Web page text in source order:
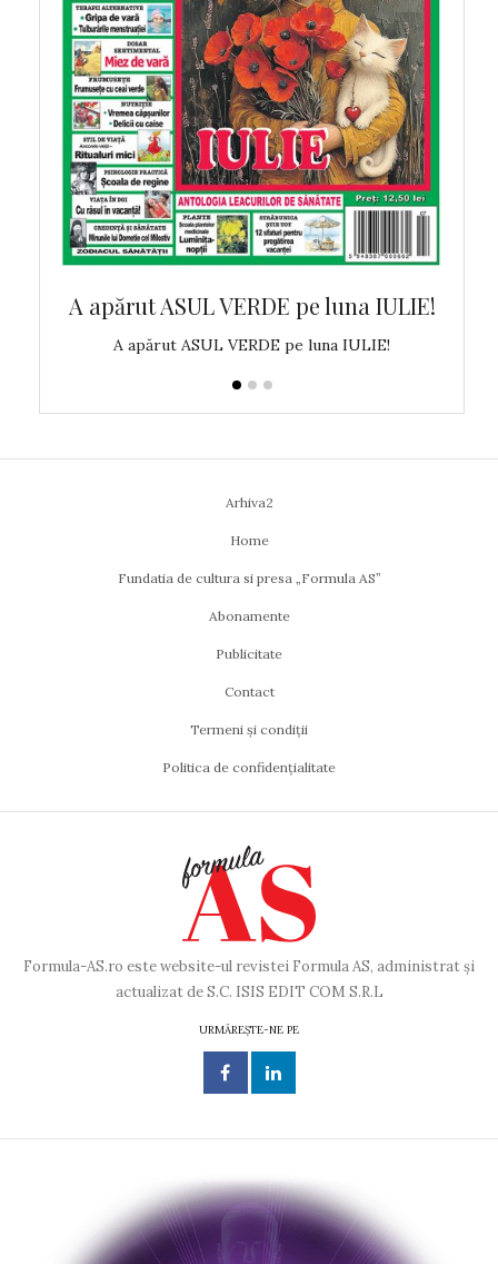
A apărut ASUL VERDE pe luna IULIE!
A apărut ASUL VERDE pe luna IULIE!
Arhiva2
Home
Fundatia de cultura si presa „Formula AS”
Abonamente
Publicitate
Contact
Termeni și condiții
Politica de confidențialitate
Formula-AS.ro este website-ul revistei Formula AS, administrat și
actualizat de S.C. ISIS EDIT COM S.R.L
URMĂREȘTE-NE PE